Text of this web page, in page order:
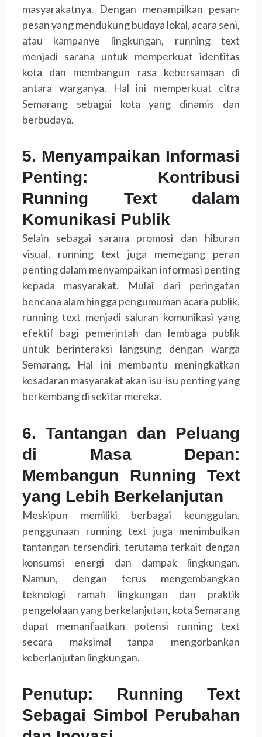
masyarakatnya. Dengan menampilkan pesan-
pesan yang mendukung budaya lokal, acara seni,
atau kampanye lingkungan, running text
menjadi sarana untuk memperkuat identitas
kota dan membangun rasa kebersamaan di
antara warganya. Hal ini memperkuat citra
Semarang sebagai kota yang dinamis dan
berbudaya.
5. Menyampaikan Informasi
Penting: Kontribusi
Running Text dalam
Komunikasi Publik
Selain sebagai sarana promosi dan hiburan
visual, running text juga memegang peran
penting dalam menyampaikan informasi penting
kepada masyarakat. Mulai dari peringatan
bencana alam hingga pengumuman acara publik,
running text menjadi saluran komunikasi yang
efektif bagi pemerintah dan lembaga publik
untuk berinteraksi langsung dengan warga
Semarang. Hal ini membantu meningkatkan
kesadaran masyarakat akan isu-isu penting yang
berkembang di sekitar mereka.
6. Tantangan dan Peluang
di Masa Depan:
Membangun Running Text
yang Lebih Berkelanjutan
Meskipun memiliki berbagai keunggulan,
penggunaan running text juga menimbulkan
tantangan tersendiri, terutama terkait dengan
konsumsi energi dan dampak lingkungan.
Namun, dengan terus mengembangkan
teknologi ramah lingkungan dan praktik
pengelolaan yang berkelanjutan, kota Semarang
dapat memanfaatkan potensi running text
secara maksimal tanpa mengorbankan
keberlanjutan lingkungan.
Penutup: Running Text
Sebagai Simbol Perubahan